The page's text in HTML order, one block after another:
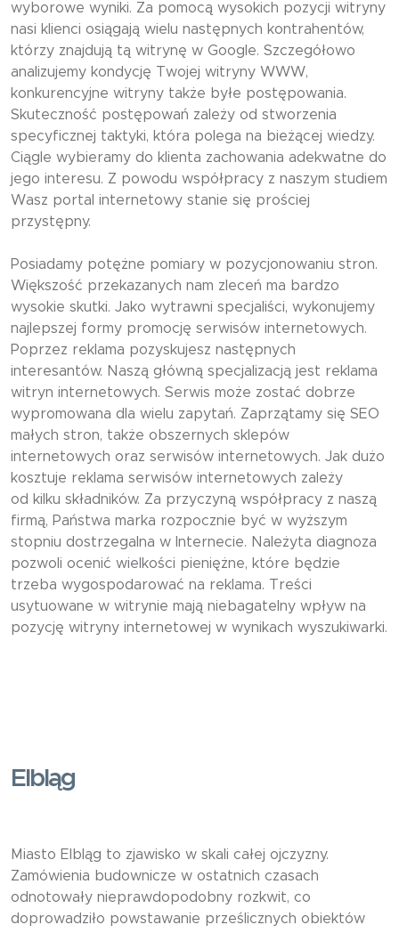
wyborowe wyniki. Za pomocą wysokich pozycji witryny
nasi klienci osiągają wielu następnych kontrahentów,
którzy znajdują tą witrynę w Google. Szczegółowo
analizujemy kondycję Twojej witryny WWW,
konkurencyjne witryny także byłe postępowania.
Skuteczność postępowań zależy od stworzenia
specyficznej taktyki, która polega na bieżącej wiedzy.
Ciągle wybieramy do klienta zachowania adekwatne do
jego interesu. Z powodu współpracy z naszym studiem
Wasz portal internetowy stanie się prościej
przystępny.
Posiadamy potężne pomiary w pozycjonowaniu stron.
Większość przekazanych nam zleceń ma bardzo
wysokie skutki. Jako wytrawni specjaliści, wykonujemy
najlepszej formy promocję serwisów internetowych.
Poprzez reklama pozyskujesz następnych
interesantów. Naszą główną specjalizacją jest reklama
witryn internetowych. Serwis może zostać dobrze
wypromowana dla wielu zapytań. Zaprzątamy się SEO
małych stron, także obszernych sklepów
internetowych oraz serwisów internetowych. Jak dużo
kosztuje reklama serwisów internetowych zależy
od kilku składników. Za przyczyną współpracy z naszą
firmą, Państwa marka rozpocznie być w wyższym
stopniu dostrzegalna w Internecie. Należyta diagnoza
pozwoli ocenić wielkości pieniężne, które będzie
trzeba wygospodarować na reklama. Treści
usytuowane w witrynie mają niebagatelny wpływ na
pozycję witryny internetowej w wynikach wyszukiwarki.
Elbląg
Miasto Elbląg to zjawisko w skali całej ojczyzny.
Zamówienia budownicze w ostatnich czasach
odnotowały nieprawdopodobny rozkwit, co
doprowadziło powstawanie prześlicznych obiektów